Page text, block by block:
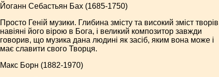
Йоганн Себастьян Бах (1685-1750)
Просто Геній музики. Глибина змісту та високий зміст творів
навіяні його вірою в Бога, і великий композитор завжди
говорив, що музика дана людині як засіб, яким вона може і
має славити свого Творця.
Макс Борн (1882-1970)